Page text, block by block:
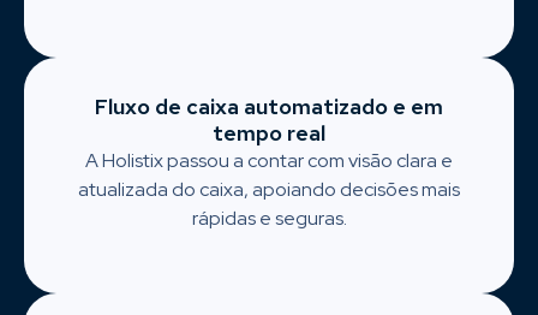
Fluxo de caixa automatizado e em
tempo real
A Holistix passou a contar com visão clara e
atualizada do caixa, apoiando decisões mais
rápidas e seguras.